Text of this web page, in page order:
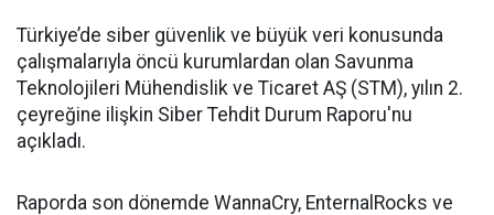
Türkiye’de siber güvenlik ve büyük veri konusunda
çalışmalarıyla öncü kurumlardan olan Savunma
Teknolojileri Mühendislik ve Ticaret AŞ (STM), yılın 2.
çeyreğine ilişkin Siber Tehdit Durum Raporu'nu
açıkladı.
Raporda son dönemde WannaCry, EnternalRocks ve